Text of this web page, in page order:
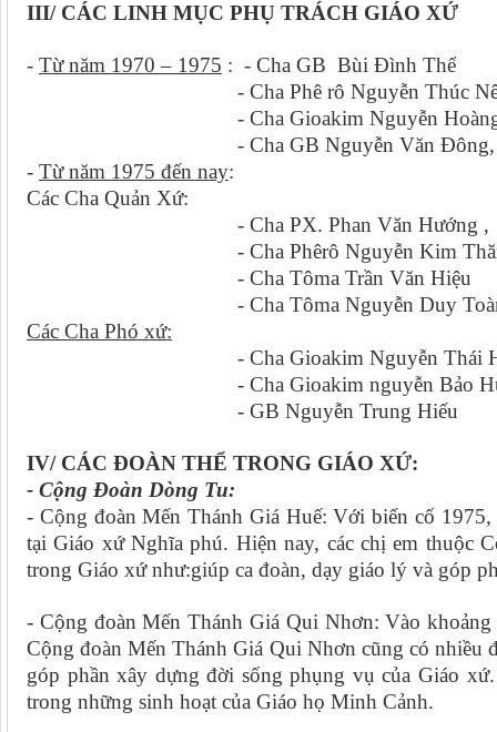
III/ CÁC LINH MỤC PHỤ TRÁCH GIÁO XỨ
- Từ năm 1970 – 1975 : - Cha GB Bùi Đình Thể
- Cha Phê rô Nguyễn Thúc
- Cha Gioakim Nguyễn Hoàng
- Cha GB Nguyễn Văn Đông,
- Từ năm 1975 đến nay:
Các Cha Quản Xứ:
- Cha PX. Phan Văn Hướng ,
- Cha Phêrô Nguyễn Kim
- Cha Tôma Trần Văn Hiệu
- Cha Tôma Nguyễn Duy Toàn
Các Cha Phó xứ:
- Cha Gioakim Nguyễn Thái
- Cha Gioakim nguyễn Bảo
- GB Nguyễn Trung Hiếu
IV/ CÁC ĐOÀN THỂ TRONG GIÁO XỨ:
- Cộng Đoàn Dòng Tu:
- Cộng đoàn Mến Thánh Giá Huế: Với biến cố
tại Giáo xứ Nghĩa phú. Hiện nay, các chị em thuộc
trong Giáo xứ như:giúp ca đoàn, dạy giáo lý và góp
- Cộng đoàn Mến Thánh Giá Qui Nhơn: Vào
Cộng đoàn Mến Thánh Giá Qui Nhơn cũng có
góp phần xây dựng đời sống phụng vụ của Giáo
trong những sinh hoạt của Giáo họ Minh Cảnh.